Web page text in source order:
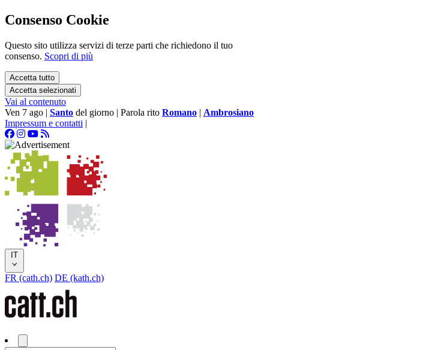
Consenso Cookie
Questo sito utilizza servizi di terze parti che richiedono il tuo
consenso. Scopri di più
Accetta tutto
Accetta selezionati
Vai al contenuto
Ven 7 ago | Santo del giorno | Parola rito Romano | Ambrosiano
Impressum e contatti |
IT
FR (cath.ch) DE (kath.ch)